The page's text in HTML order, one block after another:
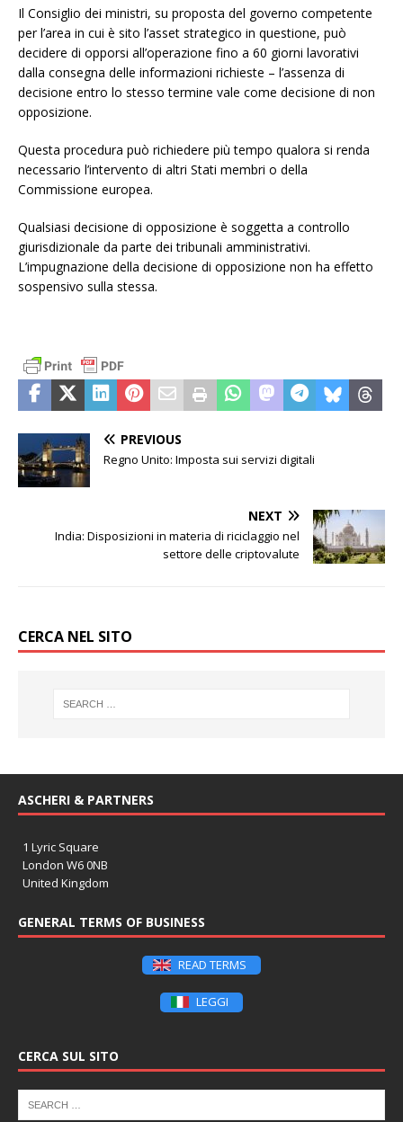
Il Consiglio dei ministri, su proposta del governo competente
per l’area in cui è sito l’asset strategico in questione, può
decidere di opporsi all’operazione fino a 60 giorni lavorativi
dalla consegna delle informazioni richieste – l’assenza di
decisione entro lo stesso termine vale come decisione di non
opposizione.
Questa procedura può richiedere più tempo qualora si renda
necessario l’intervento di altri Stati membri o della
Commissione europea.
Qualsiasi decisione di opposizione è soggetta a controllo
giurisdizionale da parte dei tribunali amministrativi.
L’impugnazione della decisione di opposizione non ha effetto
sospensivo sulla stessa.
PREVIOUS
Regno Unito: Imposta sui servizi digitali
NEXT
India: Disposizioni in materia di riciclaggio nel
settore delle criptovalute
CERCA NEL SITO
ASCHERI & PARTNERS
1 Lyric Square
London W6 0NB
United Kingdom
GENERAL TERMS OF BUSINESS
READ TERMS
LEGGI
CERCA SUL SITO